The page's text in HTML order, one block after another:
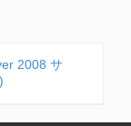
2008 サ